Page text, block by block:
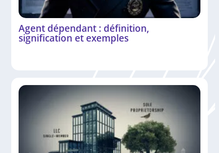
Agent dépendant : définition,
signification et exemples